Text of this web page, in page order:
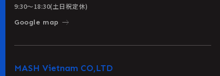
9:30〜18:30(土日祝定休)
Google map east
MASH Vietnam CO,LTD